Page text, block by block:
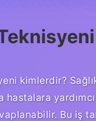
kimlerdir?
hastalara
Bu iş